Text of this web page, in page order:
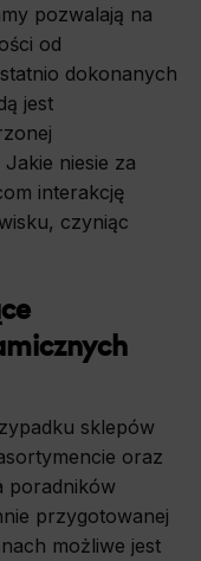
pozwalają na
od
dokonanych
jest
niesie za
interakcję
czyniąc
sklepów
oraz
poradników
przygotowanej
możliwe jest